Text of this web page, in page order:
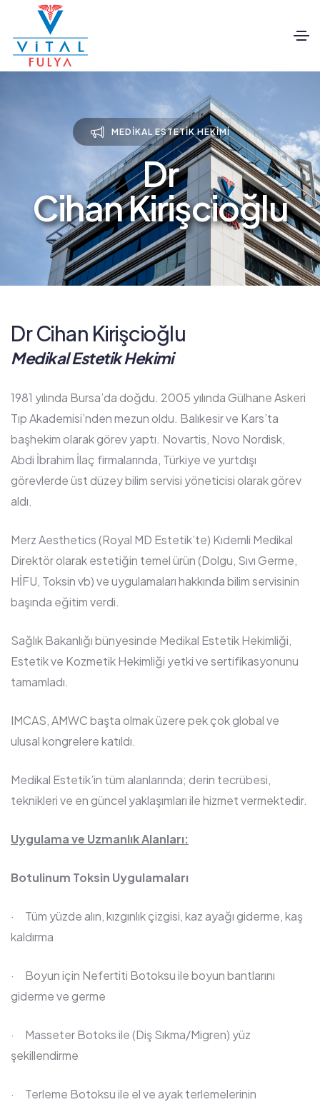
MEDIKAL ESTETIK HEKIMI
Dr
Cihan Kirişcioğlu
Dr Cihan Kirişcioğlu
Medikal Estetik Hekimi
1981 yılında Bursa’da doğdu. 2005 yılında Gülhane Askeri
Tıp Akademisi’nden mezun oldu. Balıkesir ve Kars’ta
başhekim olarak görev yaptı. Novartis, Novo Nordisk,
Abdi İbrahim İlaç firmalarında, Türkiye ve yurtdışı
görevlerde üst düzey bilim servisi yöneticisi olarak görev
aldı.
Merz Aesthetics (Royal MD Estetik’te) Kıdemli Medikal
Direktör olarak estetiğin temel ürün (Dolgu, Sıvı Germe,
HİFU, Toksin vb) ve uygulamaları hakkında bilim servisinin
başında eğitim verdi.
Sağlık Bakanlığı bünyesinde Medikal Estetik Hekimliği,
Estetik ve Kozmetik Hekimliği yetki ve sertifikasyonunu
tamamladı.
IMCAS, AMWC başta olmak üzere pek çok global ve
ulusal kongrelere katıldı.
Medikal Estetik’in tüm alanlarında; derin tecrübesi,
teknikleri ve en güncel yaklaşımları ile hizmet vermektedir.
Uygulama ve Uzmanlık Alanları:
Botulinum Toksin Uygulamaları
· Tüm yüzde alın, kızgınlık çizgisi, kaz ayağı giderme, kaş
kaldırma
· Boyun için Nefertiti Botoksu ile boyun bantlarını
giderme ve germe
· Masseter Botoks ile (Diş Sıkma/Migren) yüz
şekillendirme
· Terleme Botoksu ile el ve ayak terlemelerinin